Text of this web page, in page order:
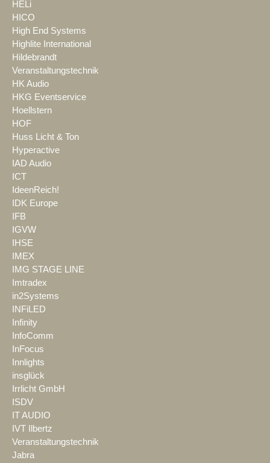
HELi
HICO
High End Systems
Highlite International
Hildebrandt
Veranstaltungstechnik
HK Audio
HKG Eventservice
Hoellstern
HOF
Huss Licht & Ton
Hyperactive
IAD Audio
ICT
IdeenReich!
IDK Europe
IFB
IGVW
IHSE
IMEX
IMG STAGE LINE
Imtradex
in2Systems
INFiLED
Infinity
InfoComm
InFocus
Innlights
insglück
Irrlicht GmbH
ISDV
IT AUDIO
IVT Ilbertz
Veranstaltungstechnik
Jabra